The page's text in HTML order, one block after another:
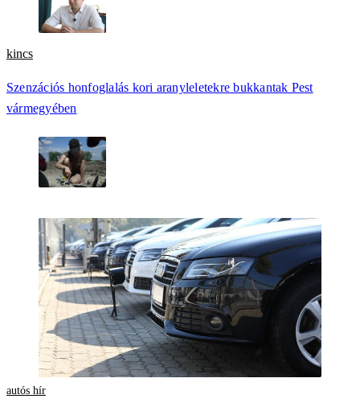
kincs
Szenzációs honfoglalás kori aranyleletekre bukkantak Pest
vármegyében
autós hír